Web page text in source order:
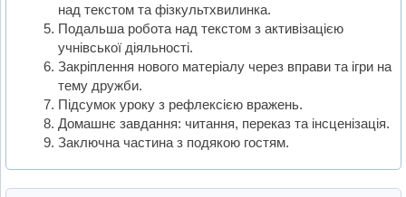
над текстом та фізкультхвилинка.
Подальша робота над текстом з активізацією
учнівської діяльності.
Закріплення нового матеріалу через вправи та ігри на
тему дружби.
Підсумок уроку з рефлексією вражень.
Домашнє завдання: читання, переказ та інсценізація.
Заключна частина з подякою гостям.